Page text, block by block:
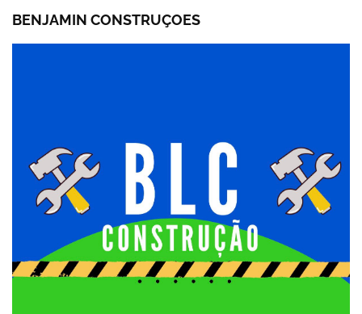
BENJAMIN CONSTRUÇOES